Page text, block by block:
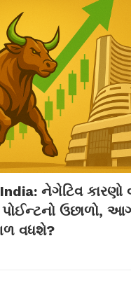
નેગેટિવ કારણો
ઉછાળો,
વધશે?